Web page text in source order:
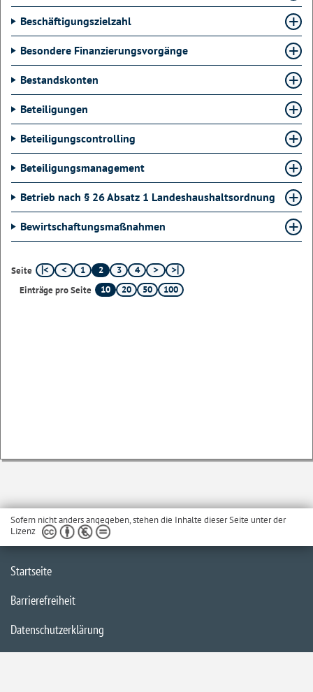
Beschäftigungszielzahl
Besondere Finanzierungsvorgänge
Bestandskonten
Beteiligungen
Beteiligungscontrolling
Beteiligungsmanagement
Betrieb nach § 26 Absatz 1 Landeshaushaltsordnung
Bewirtschaftungsmaßnahmen
Seite 1 2 3
4
Einträge pro Seite
10 20 50 100
Sofern nicht anders angegeben, stehen die Inhalte dieser Seite unter der
Lizenz
Startseite
Barrierefreiheit
Datenschutzerklärung